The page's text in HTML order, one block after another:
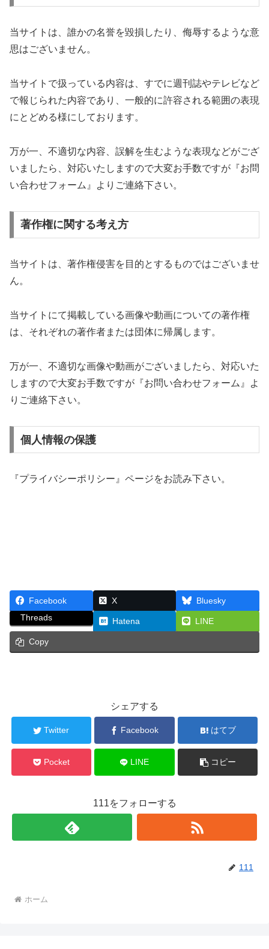
当サイトは、誰かの名誉を毀損したり、侮辱するような意
思はございません。
当サイトで扱っている内容は、すでに週刊誌やテレビなど
で報じられた内容であり、一般的に許容される範囲の表現
にとどめる様にしております。
万が一、不適切な内容、誤解を生むような表現などがござ
いましたら、対応いたしますので大変お手数ですが『お問
い合わせフォーム』よりご連絡下さい。
著作権に関する考え方
当サイトは、著作権侵害を目的とするものではございませ
ん。
当サイトにて掲載している画像や動画についての著作権
は、それぞれの著作者または団体に帰属します。
万が一、不適切な画像や動画がございましたら、対応いた
しますので大変お手数ですが『お問い合わせフォーム』よ
りご連絡下さい。
個人情報の保護
『プライバシーポリシー』ページをお読み下さい。
Facebook X
Bluesky
Threads
Hatena LINE
Copy
シェアする
Twitter Facebook はてブ
Pocket LINE コピー
111をフォローする
111
ホーム